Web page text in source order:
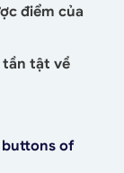
điểm của
tần tật về
buttons of